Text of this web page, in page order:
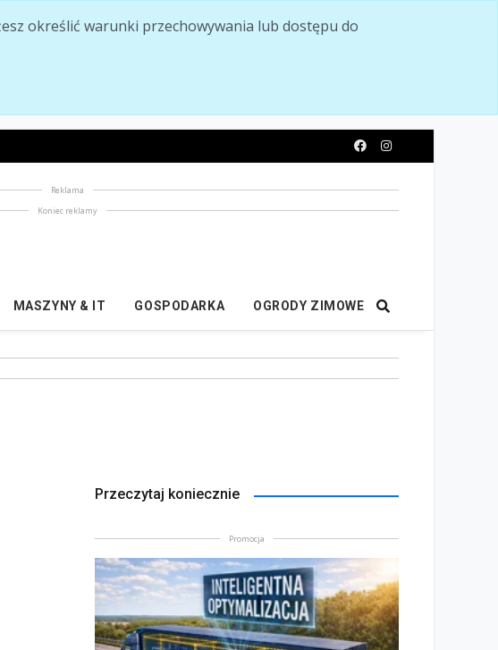
określić warunki przechowywania lub dostępu do
Reklama
Koniec reklamy
MASZYNY & IT GOSPODARKA OGRODY ZIMOWE
Przeczytaj koniecznie
Promocja